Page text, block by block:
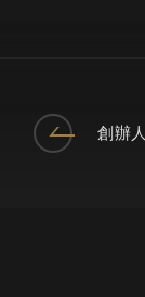
創辦人